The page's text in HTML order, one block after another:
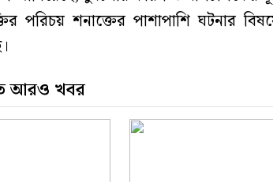
পরিচয় শনাক্তের পাশাপাশি ঘটনার
আরও খবর